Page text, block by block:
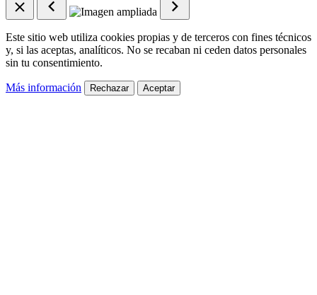
Este sitio web utiliza cookies propias y de terceros con fines técnicos
y, si las aceptas, analíticos. No se recaban ni ceden datos personales
sin tu consentimiento.
Más información Rechazar Aceptar